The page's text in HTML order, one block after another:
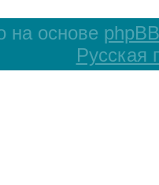
на основе phpBB
Русская